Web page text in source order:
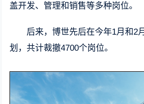
盖开发、管理和销售等多种岗位。
后来，博世先后在今年1月和2
划，共计裁撤4700个岗位。